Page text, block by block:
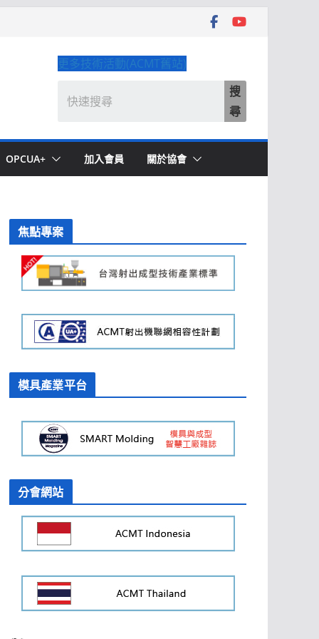
更多技術活動(ACMT舊站)
搜
尋
OPCUA+ 加入會員 關於協會
焦點專案
模具產業平台
分會網站